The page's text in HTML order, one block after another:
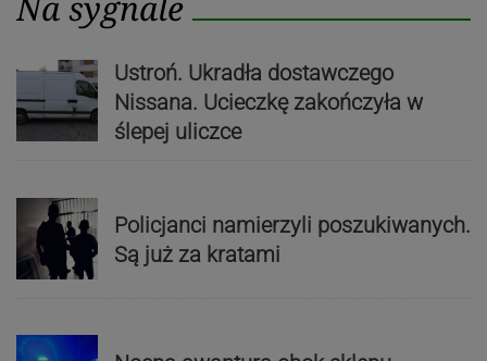
Ustroń. Ukradła dostawczego
Nissana. Ucieczkę zakończyła w
ślepej uliczce
Policjanci namierzyli poszukiwanych.
Są już za kratami